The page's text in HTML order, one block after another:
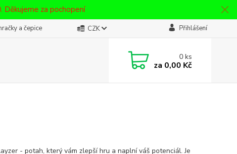
Děkujeme za pochopení
a čepice CZK Přihlášení
0ks
za 0,00 Kč
- potah, který vám zlepší hru a naplní váš potenciál. Je